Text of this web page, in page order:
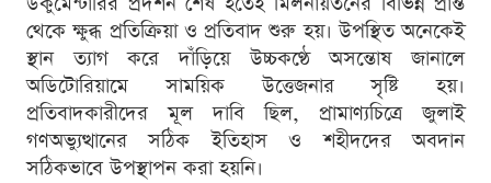
থেকে ক্ষুব্ধ প্রতিক্রিয়া ও প্রতিবাদ শুরু হয়। উপস্থিত অনেকেই
স্থান ত্যাগ করে দাঁড়িয়ে উচ্চকণ্ঠে অসন্তোষ জানালে
অডিটোরিয়ামে সাময়িক উত্তেজনার সৃষ্টি হয়।
প্রতিবাদকারীদের মূল দাবি ছিল, প্রামাণ্যচিত্রে জুলাই
গণঅভ্যুত্থানের সঠিক ইতিহাস ও শহীদদের অবদান
সঠিকভাবে উপস্থাপন করা হয়নি।